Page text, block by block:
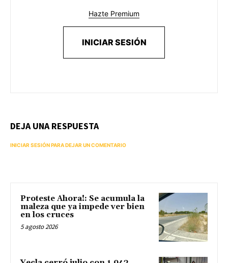
Hazte Premium
INICIAR SESIÓN
DEJA UNA RESPUESTA
INICIAR SESIÓN PARA DEJAR UN COMENTARIO
Proteste Ahora!: Se acumula la
maleza que ya impede ver bien
en los cruces
5 agosto 2026